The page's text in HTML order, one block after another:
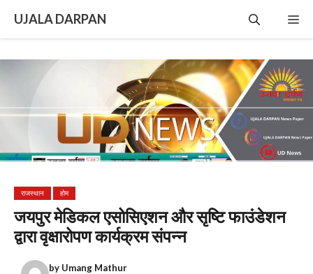
content
UJALA DARPAN
राजस्थान होम
जयपुर मेडिकल एसोसिएशन और सृष्टि फाउंडेशन
द्वारा वृक्षारोपण कार्यक्रम संपन्न
by Umang Mathur